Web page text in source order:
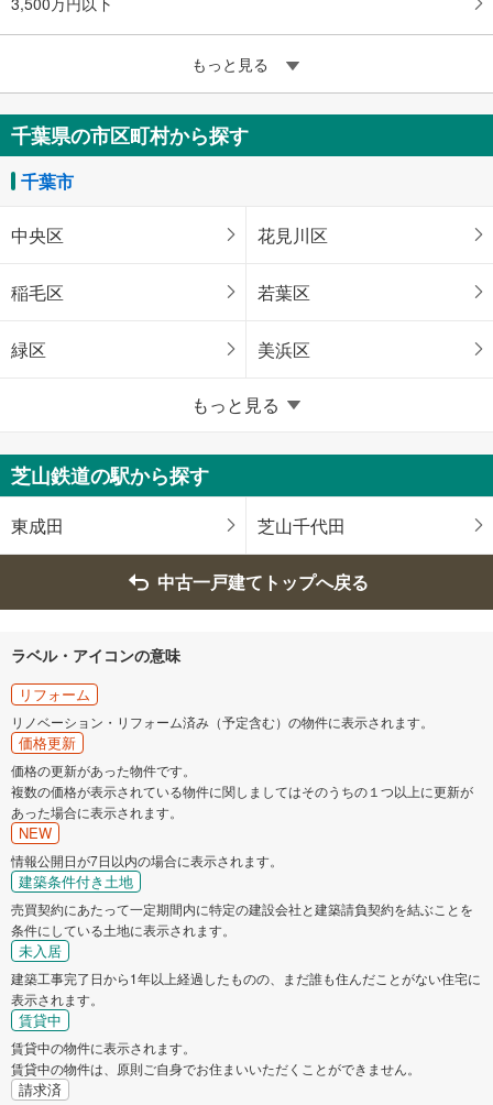
もっと見る
千葉県の市区町村から探す
千葉市
中央区 花見川区
稲毛区 若葉区
緑区 美浜区
千葉県のそのほかの地域
銚子市 市川市
船橋市 館山市
松戸市
成田市
東金市
習志野市 柏市
勝浦市 市原市
流山市 八千代市
我孫子市 鴨川市
鎌ケ谷市
富津市
もっと見る
芝山鉄道の駅から探す
東成田 芝山千代田
中古一戸建てトップへ戻る
ラベル・アイコンの意味
リフォーム
リノベーション・リフォーム済み（予定含む）の物件に表示されます。
価格更新
価格の更新があった物件です。
複数の価格が表示されている物件に関しましてはそのうちの１つ以上に更新が
あった場合に表示されます。
NEW
情報公開日が7日以内の場合に表示されます。
建築条件付き土地
売買契約にあたって一定期間内に特定の建設会社と建築請負契約を結ぶことを
条件にしている土地に表示されます。
未入居
建築工事完了日から1年以上経過したものの、まだ誰も住んだことがない住宅に
表示されます。
賃貸中
賃貸中の物件に表示されます。
賃貸中の物件は、原則ご自身でお住まいいただくことができません。
請求済